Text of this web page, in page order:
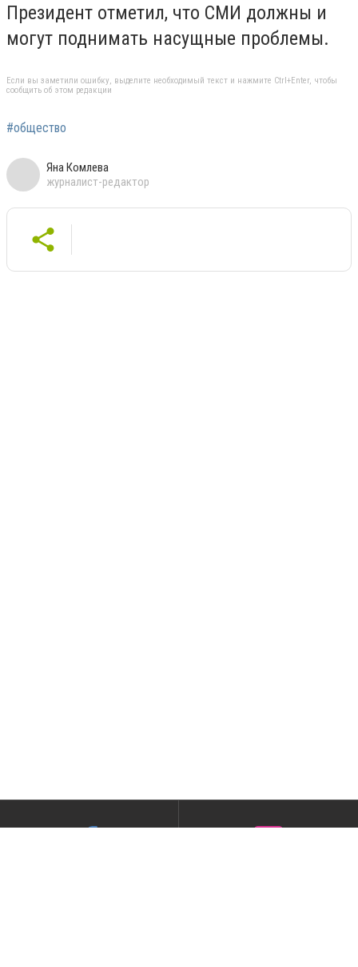
Президент отметил, что СМИ должны и
могут поднимать насущные проблемы.
Если вы заметили ошибку, выделите необходимый текст и нажмите Ctrl+Enter, чтобы
сообщить об этом редакции
#общество
Яна Комлева
журналист-редактор